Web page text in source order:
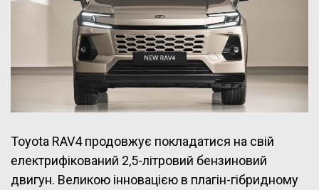
Toyota RAV4 продовжує покладатися на свій
електрифікований 2,5-літровий бензиновий
двигун. Великою інновацією в плагін-гібридному